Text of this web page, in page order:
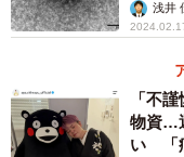
展示にはどのような
浅井
「不
物資…
い 「